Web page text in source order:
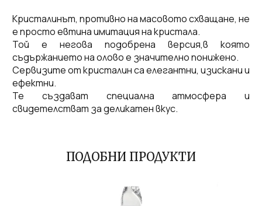
Кристалинът, противно на масовото схващане, не
е просто евтина имитация на кристала.
Той е негова подобрена версия,в която
съдържанието на олово е значително понижено.
Сервизите от кристалин са елегантни, изискани и
ефектни.
Те създават специална атмосфера и
свидетелстват за деликатен вкус.
ПОДОБНИ ПРОДУКТИ